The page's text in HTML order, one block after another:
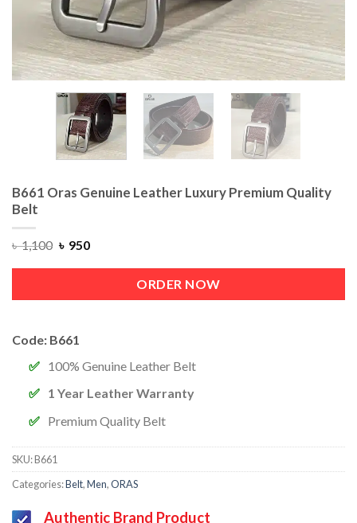
B661 Oras Genuine Leather Luxury Premium Quality
Belt
৳1,100 ৳ 950
ORDER NOW
Code: B661
100% Genuine Leather Belt
1 Year Leather Warranty
Premium Quality Belt
SKU:B661
Categories:Belt,Men,ORAS
Authentic Brand Product